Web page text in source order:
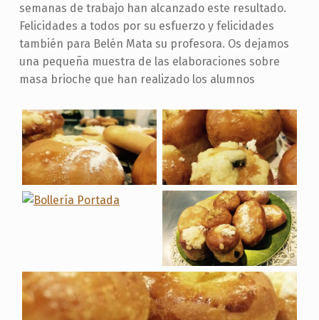
semanas de trabajo han alcanzado este resultado.
Felicidades a todos por su esfuerzo y felicidades
también para Belén Mata su profesora. Os dejamos
una pequeña muestra de las elaboraciones sobre
masa brioche que han realizado los alumnos